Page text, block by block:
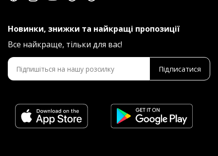
Новинки, знижки та найкращі пропозиції
Все найкраще, тільки для вас!
Підписатися